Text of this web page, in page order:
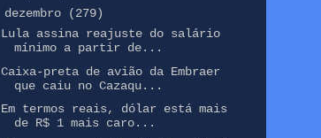
dezembro
(279)
Lula assina reajuste do salário
mínimo a partir de...
Caixa-preta de avião da Embraer
que caiu no Cazaqu...
Em termos reais, dólar está mais
de R$ 1 mais caro...